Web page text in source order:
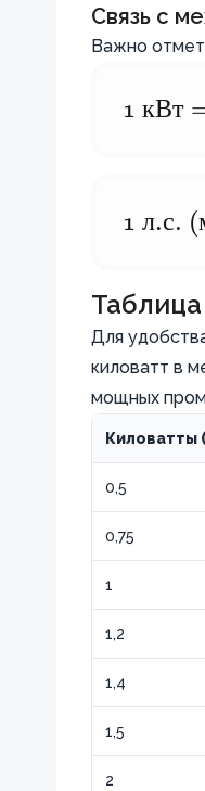
102
\text{
= 150
1,36 =
Связь с
Важно
1
\text{
=
\text{
л.с.
(мех.)}
1 кВт
1
(мех.)}
0,7457
\text{
\text{
л.с.
1 л.с. (
Для
киловатт в
мощных
Киловатты
0,5
0,75
1
1,2
1,4
1,5
2